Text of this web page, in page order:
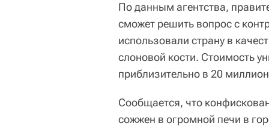
По данным агентства,
сможет решить вопрос с
использовали страну в
слоновой кости. Стоимость
приблизительно в 20
Сообщается, что
сожжен в огромной печи в